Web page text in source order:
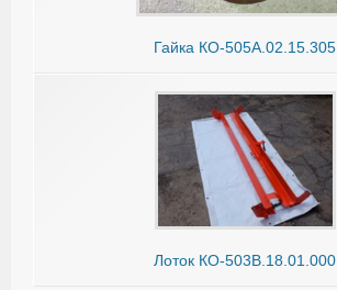
Гайка КО-505А.02.15.305
Лоток КО-503В.18.01.000